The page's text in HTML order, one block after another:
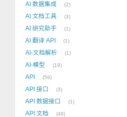
AI 数据集成 2
AI 文档工具 3
AI 研究助手 1
AI 翻译 API 1
AI-文档解析 1
AI-模型 19
API 59
API 接口 3
API 数据接口 1
API 文档 48